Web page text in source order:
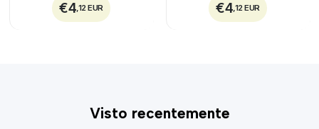
€4,12 EUR €4,12 EUR
Visto recentemente